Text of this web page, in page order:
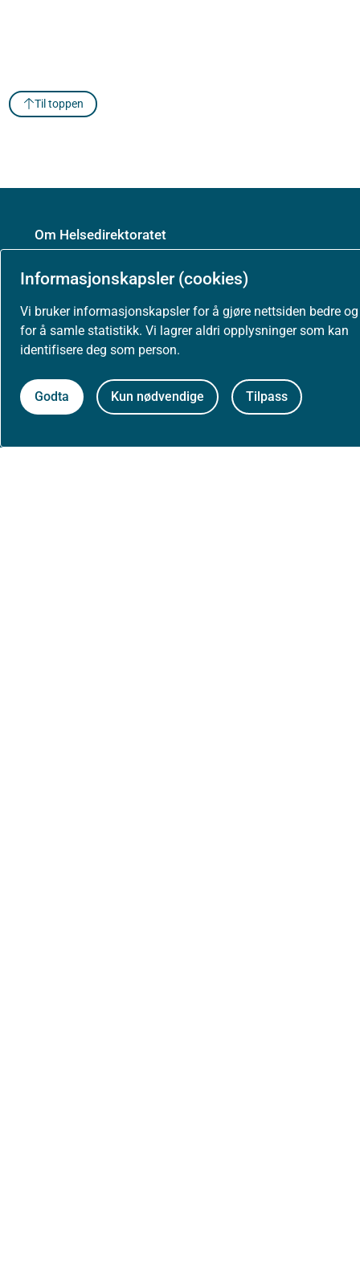
Informasjonskapsler (cookies)
Vi bruker informasjonskapsler for å gjøre nettsiden bedre og
for å samle statistikk. Vi lagrer aldri opplysninger som kan
identifisere deg som person.
Godta Kun nødvendige Tilpass
Til toppen
Om Helsedirektoratet
Om oss
Jobbe hos oss
Kontakt oss